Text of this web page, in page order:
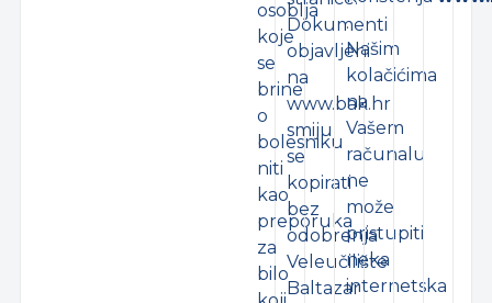
osoblja
koje
se
brine
o
bolesniku
niti
kao
preporuka
za
bilo
Dokumenti
objavljeni
na
www.bak.hr
smiju
se
kopirati
bez
odobrenja
Veleučilište
Baltazar
.
Našim
kolačićima
na
Vašem
računalu
ne
može
pristupiti
neka
internetska